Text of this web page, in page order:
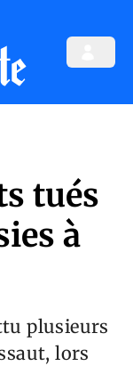
tués
à
plusieurs
lors